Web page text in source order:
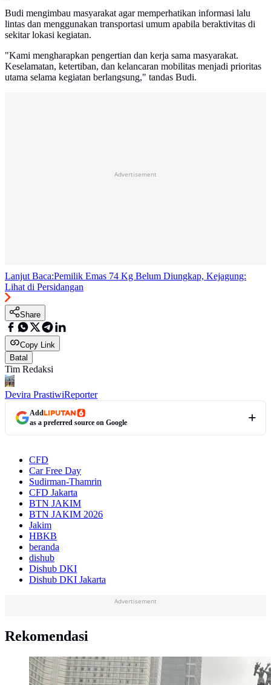
Budi mengimbau masyarakat agar memperhatikan informasi lalu
lintas dan menggunakan transportasi umum apabila beraktivitas di
sekitar lokasi kegiatan.
"Kami mengharapkan pengertian dan kerja sama masyarakat.
Keselamatan, ketertiban, dan kelancaran mobilitas menjadi prioritas
utama selama kegiatan berlangsung," tandas Budi.
Advertisement
Lanjut Baca:Pemilik Emas 74 Kg Belum Diungkap, Kejagung:
Lihat di Persidangan
Share
Copy Link
Batal
Tim Redaksi
Devira PrastiwiReporter
Add
as a preferred source on Google
CFD
Car Free Day
Sudirman-Thamrin
CFD Jakarta
BTN JAKIM
BTN JAKIM 2026
Jakim
HBKB
beranda
dishub
Dishub DKI
Dishub DKI Jakarta
Advertisement
Rekomendasi